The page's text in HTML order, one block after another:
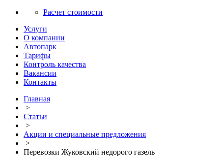
Расчет стоимости
Услуги
О компании
Автопарк
Тарифы
Контроль качества
Вакансии
Контакты
Главная
>
Статьи
>
Акции и специальные предложения
>
Перевозки Жуковский недорого газель